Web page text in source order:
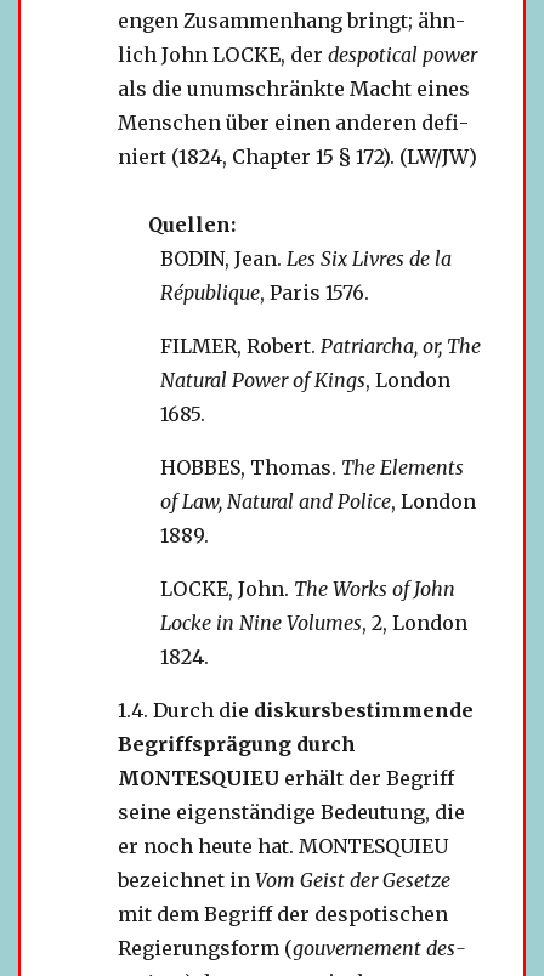
engen Zusammenhang bringt; ähn­
lich John LOCKE, der des­po­ti­cal power
als die unum­schränkte Macht eines
Menschen über einen ande­ren defi­
niert (1824, Chapter 15 § 172). (LW/JW)
Quellen:
BODIN, Jean. Les Six Livres de la
République, Paris 1576.
FILMER, Robert. Patriarcha, or, The
Natural Power of Kings, London
1685.
HOBBES, Thomas. The Elements
of Law, Natural and Police, London
1889.
LOCKE, John. The Works of John
Locke in Nine Volumes, 2, London
1824.
Durch die dis­kurs­be­stim­mende
Begriffsprägung durch
MONTESQUIEU erhält der Begriff
seine eigen­stän­dige Bedeutung, die
er noch heute hat. MONTESQUIEU
bezeich­net in Vom Geist der Gesetze
mit dem Begriff der des­po­ti­schen
Regierungsform (gou­ver­ne­ment des­